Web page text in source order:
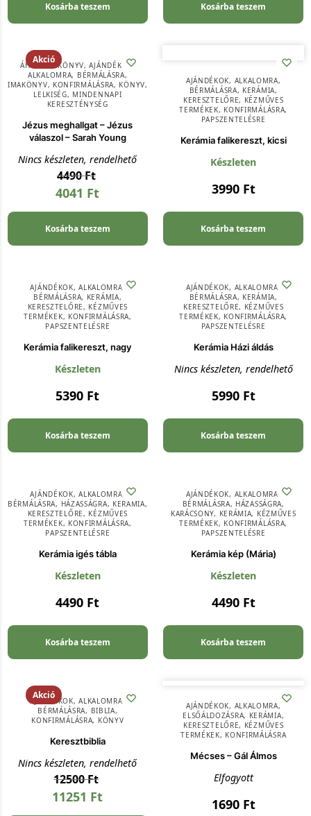
Kosárba teszem Kosárba teszem
Akció
ÁHITATOS KÖNYV,AJÁNDÉKOK,
ALKALOMRA, BÉRMÁLÁSRA,
IMAKÖNYV, KONFIRMÁLÁSRA, KÖNYV,
LELKISÉG, MINDENNAPI
KERESZTÉNYSÉG
Jézus meghallgat – Jézus
válaszol – Sarah Young
Nincs készleten, rendelhető
4490Ft
4041 Ft
Kosárba teszem
AJÁNDÉKOK, ALKALOMRA,
BÉRMÁLÁSRA, KERÁMIA,
KERESZTELŐRE, KÉZMŰVES
TERMÉKEK, KONFIRMÁLÁSRA,
PAPSZENTELÉSRE
Kerámia falikereszt, kicsi
Készleten
3990 Ft
Kosárba teszem
AJÁNDÉKOK,ALKALOMRA
BÉRMÁLÁSRA, KERÁMIA,
KERESZTELŐRE, KÉZMŰVES
TERMÉKEK, KONFIRMÁLÁSRA,
PAPSZENTELÉSRE
Kerámia falikereszt, nagy
Készleten
5390 Ft
Kosárba teszem
AJÁNDÉKOK, ALKALOMRA
BÉRMÁLÁSRA, KERÁMIA,
KERESZTELŐRE, KÉZMŰVES
TERMÉKEK, KONFIRMÁLÁSRA,
PAPSZENTELÉSRE
Kerámia Házi áldás
Nincs készleten, rendelhető
5990 Ft
Kosárba teszem
AJÁNDÉKOK,ALKALOMRA
BÉRMÁLÁSRA, HÁZASSÁGRA, KERÁMIA,
KERESZTELŐRE, KÉZMŰVES
TERMÉKEK, KONFIRMÁLÁSRA,
PAPSZENTELÉSRE
Kerámia igés tábla
Készleten
4490 Ft
Kosárba teszem
AJÁNDÉKOK, ALKALOMRA
BÉRMÁLÁSRA, HÁZASSÁGRA,
KARÁCSONY, KERÁMIA, KÉZMŰVES
TERMÉKEK, KONFIRMÁLÁSRA,
PAPSZENTELÉSRE
Kerámia kép (Mária)
Készleten
4490 Ft
Kosárba teszem
Akció
AJÁNDÉKOK,ALKALOMRA
BÉRMÁLÁSRA, BIBLIA,
KONFIRMÁLÁSRA, KÖNYV
Keresztbiblia
Nincs készleten, rendelhető
12500Ft
11251 Ft
AJÁNDÉKOK, ALKALOMRA,
ELSŐÁLDOZÁSRA, KERÁMIA,
KERESZTELŐRE, KÉZMŰVES
TERMÉKEK, KONFIRMÁLÁSRA
Mécses – Gál Álmos
Elfogyott
1690 Ft